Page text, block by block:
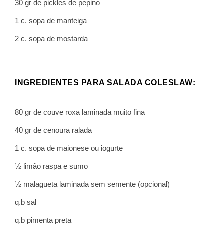
30 gr de pickles de pepino
1 c. sopa de manteiga
2 c. sopa de mostarda
INGREDIENTES PARA SALADA COLESLAW:
80 gr de couve roxa laminada muito fina
40 gr de cenoura ralada
1 c. sopa de maionese ou iogurte
½ limão raspa e sumo
½ malagueta laminada sem semente (opcional)
q.b sal
q.b pimenta preta